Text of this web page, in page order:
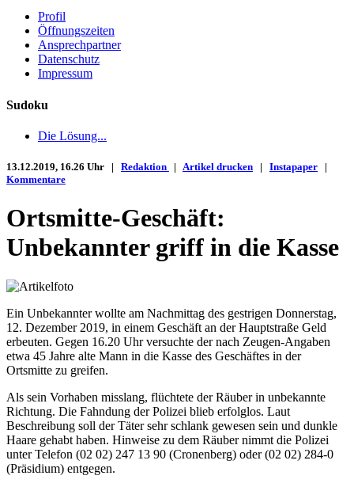
Profil
Öffnungszeiten
Ansprechpartner
Datenschutz
Impressum
Sudoku
Die Lösung...
13.12.2019, 16.26 Uhr | Redaktion | Artikel drucken | Instapaper |
Kommentare
Ortsmitte-Geschäft:
Unbekannter griff in die Kasse
Ein Unbekannter wollte am Nachmittag des gestrigen Donnerstag,
12. Dezember 2019, in einem Geschäft an der Hauptstraße Geld
erbeuten. Gegen 16.20 Uhr versuchte der nach Zeugen-Angaben
etwa 45 Jahre alte Mann in die Kasse des Geschäftes in der
Ortsmitte zu greifen.
Als sein Vorhaben misslang, flüchtete der Räuber in unbekannte
Richtung. Die Fahndung der Polizei blieb erfolglos. Laut
Beschreibung soll der Täter sehr schlank gewesen sein und dunkle
Haare gehabt haben. Hinweise zu dem Räuber nimmt die Polizei
unter Telefon (02 02) 247 13 90 (Cronenberg) oder (02 02) 284-0
(Präsidium) entgegen.